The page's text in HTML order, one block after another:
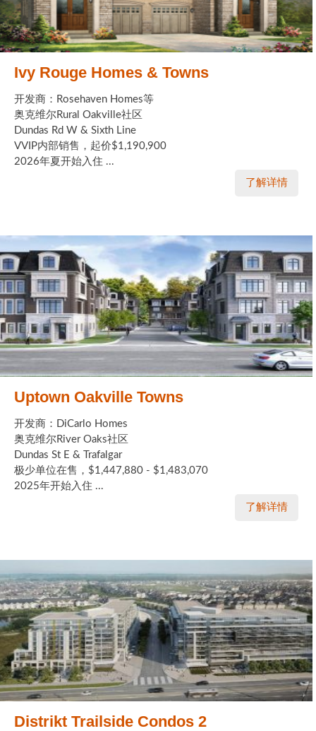
Ivy Rouge Homes & Towns
开发商：Rosehaven Homes等
奥克维尔Rural Oakville社区
Dundas Rd W & Sixth Line
VVIP内部销售，起价$1,190,900
2026年夏开始入住 ...
了解详情
Uptown Oakville Towns
开发商：DiCarlo Homes
奥克维尔River Oaks社区
Dundas St E & Trafalgar
极少单位在售，$1,447,880 - $1,483,070
2025年开始入住 ...
了解详情
Distrikt Trailside Condos 2